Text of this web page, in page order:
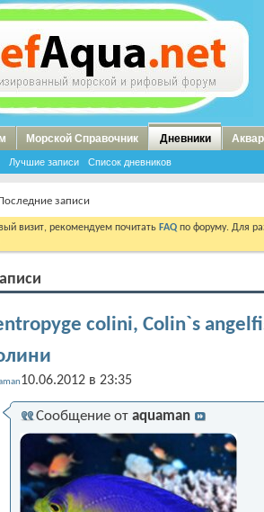
Морской Справочник Дневники
Лучшие записи Список дневников
записи
визит, рекомендуем почитать FAQ по форуму. Для
colini, Colin`s
10.06.2012 в 23:35
Сообщение от aquaman